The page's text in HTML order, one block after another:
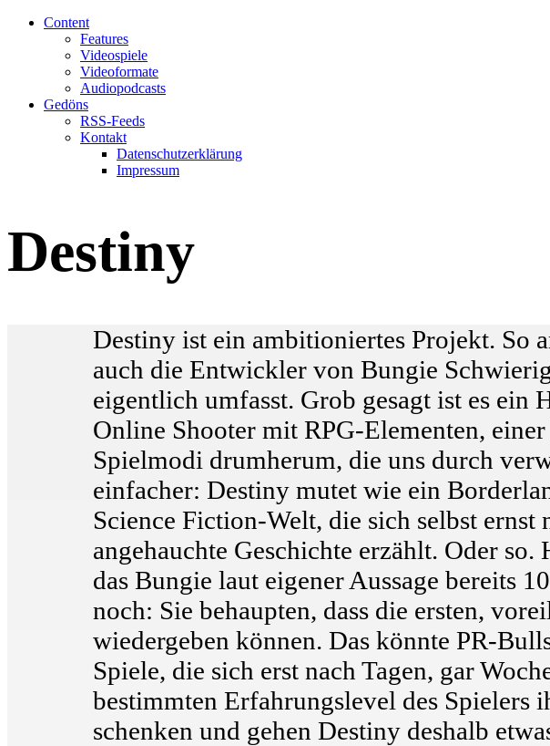
Content
Features
Videospiele
Videoformate
Audiopodcasts
Gedöns
RSS-Feeds
Kontakt
Datenschutzerklärung
Impressum
Destiny
Destiny ist ein ambitioniertes Projekt. So
auch die Entwickler von Bungie
eigentlich umfasst. Grob gesagt ist es
Online Shooter mit RPG-Elementen,
Spielmodi drumherum, die uns durch
einfacher: Destiny mutet wie ein
Science Fiction-Welt, die sich selbst
angehauchte Geschichte erzählt. Oder
das Bungie laut eigener Aussage bereits
noch: Sie behaupten, dass die ersten,
wiedergeben können. Das könnte PR-
Spiele, die sich erst nach Tagen, gar
bestimmten Erfahrungslevel des Spielers
schenken und gehen Destiny deshalb